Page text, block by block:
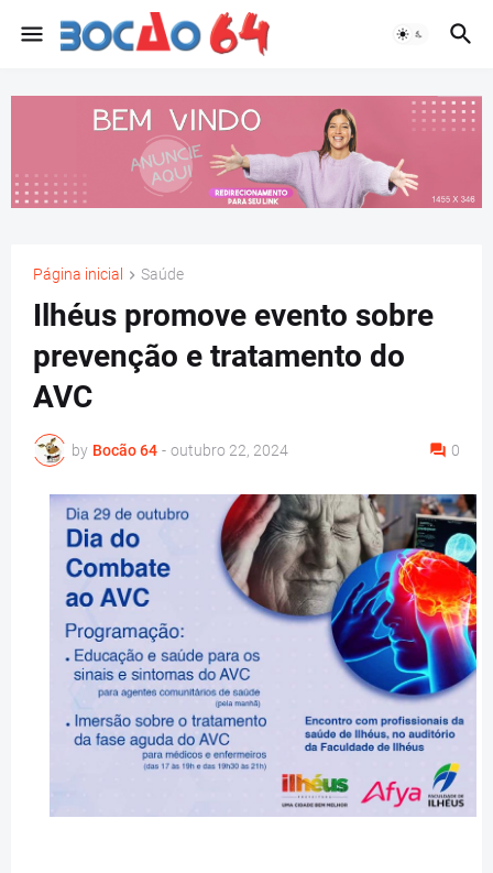
Página inicial Saúde
Ilhéus promove evento sobre
prevenção e tratamento do
AVC
by Bocão 64 - outubro 22, 2024 0